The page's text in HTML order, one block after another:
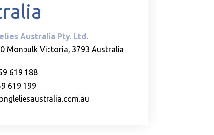
Australia Pty. Ltd.
Monbulk Victoria, 3793 Australia
619 188
619 199